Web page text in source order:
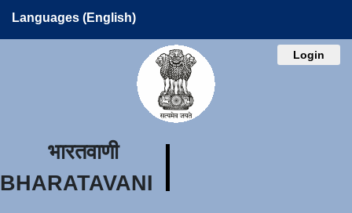
Languages (English)
Login
भारतवाणी
BHARATAVANI